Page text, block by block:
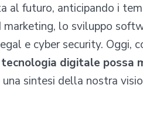
al futuro, anticipando i
marketing, lo sviluppo
e cyber security. Oggi,
digitale possa
sintesi della nostra